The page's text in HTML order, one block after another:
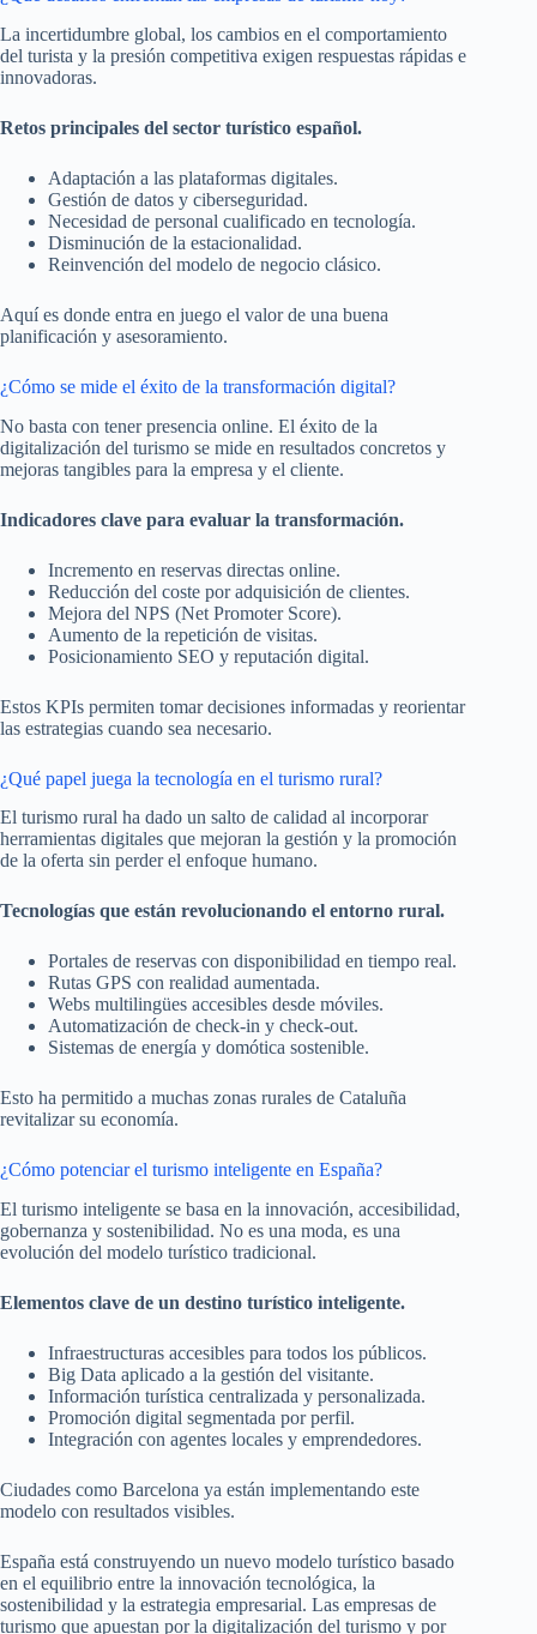
La incertidumbre global, los cambios en el comportamiento
del turista y la presión competitiva exigen respuestas rápidas e
innovadoras.
Retos principales del sector turístico español.
Adaptación a las plataformas digitales.
Gestión de datos y ciberseguridad.
Necesidad de personal cualificado en tecnología.
Disminución de la estacionalidad.
Reinvención del modelo de negocio clásico.
Aquí es donde entra en juego el valor de una buena
planificación y asesoramiento.
¿Cómo se mide el éxito de la transformación digital?
No basta con tener presencia online. El éxito de la
digitalización del turismo se mide en resultados concretos y
mejoras tangibles para la empresa y el cliente.
Indicadores clave para evaluar la transformación.
Incremento en reservas directas online.
Reducción del coste por adquisición de clientes.
Mejora del NPS (Net Promoter Score).
Aumento de la repetición de visitas.
Posicionamiento SEO y reputación digital.
Estos KPIs permiten tomar decisiones informadas y reorientar
las estrategias cuando sea necesario.
¿Qué papel juega la tecnología en el turismo rural?
El turismo rural ha dado un salto de calidad al incorporar
herramientas digitales que mejoran la gestión y la promoción
de la oferta sin perder el enfoque humano.
Tecnologías que están revolucionando el entorno rural.
Portales de reservas con disponibilidad en tiempo real.
Rutas GPS con realidad aumentada.
Webs multilingües accesibles desde móviles.
Automatización de check-in y check-out.
Sistemas de energía y domótica sostenible.
Esto ha permitido a muchas zonas rurales de Cataluña
revitalizar su economía.
¿Cómo potenciar el turismo inteligente en España?
El turismo inteligente se basa en la innovación, accesibilidad,
gobernanza y sostenibilidad. No es una moda, es una
evolución del modelo turístico tradicional.
Elementos clave de un destino turístico inteligente.
Infraestructuras accesibles para todos los públicos.
Big Data aplicado a la gestión del visitante.
Información turística centralizada y personalizada.
Promoción digital segmentada por perfil.
Integración con agentes locales y emprendedores.
Ciudades como Barcelona ya están implementando este
modelo con resultados visibles.
España está construyendo un nuevo modelo turístico basado
en el equilibrio entre la innovación tecnológica, la
sostenibilidad y la estrategia empresarial. Las empresas de
turismo que apuestan por la digitalización del turismo y por